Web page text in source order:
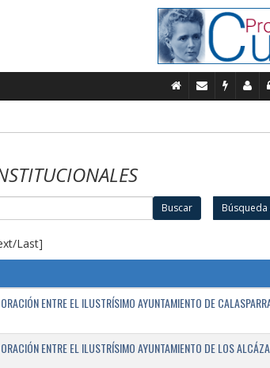
Buscar
Last]
ENTRE EL ILUSTRÍSIMO AYUNTAMIENTO DE
ENTRE EL ILUSTRÍSIMO AYUNTAMIENTO DE LOS